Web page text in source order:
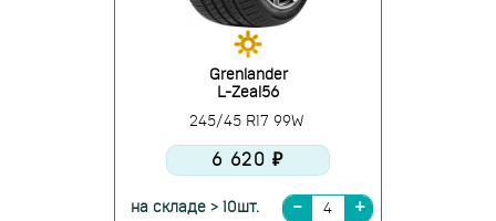
Grenlander
L-Zeal56
245/45 R17 99W
6 620 ₽
на складе > 10шт.